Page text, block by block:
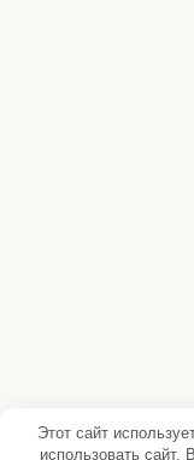
Этот сайт
использовать сайт,